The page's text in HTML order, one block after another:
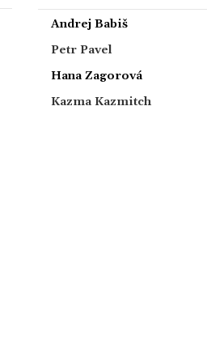
Andrej Babiš
Petr Pavel
Hana Zagorová
Kazma Kazmitch